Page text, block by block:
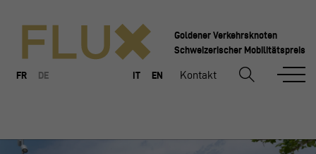
Goldener Verkehrsknoten
Schweizerischer Mobilitätspreis
FR DE IT EN Kontakt